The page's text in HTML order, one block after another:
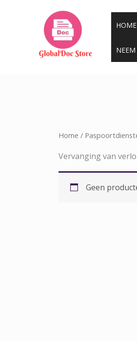
HOME
Home /
Vervanging van
Geen